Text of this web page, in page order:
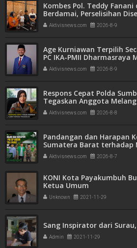
Kombes Pol. Teddy
Berdamai, Perselisihan
Kekeluargaan
Aktivisnews.com 2026-8-9
Age Kurniawan Terpilih
PC IKA-PMII Dharmasraya
2031
Aktivisnews.com 2026-8-9
Respons Cepat Polda
Tegaskan Anggota
Tegas
Aktivisnews.com 2026-8-8
Pandangan dan Harapan
Sumatera Barat terhadap
Aktivisnews.com 2026-8-7
KONI Kota Payakumbuh
Ketua Umum
Unknown 2021-11-29
Sang Inspirator dari
Admin 2021-11-29